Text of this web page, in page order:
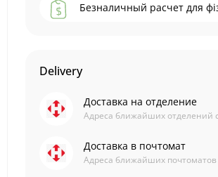
Безналичный расчет для
Delivery
Доставка на отделение
Адреса ближайших отделений
Доставка в почтомат
Адреса ближайших почтоматов